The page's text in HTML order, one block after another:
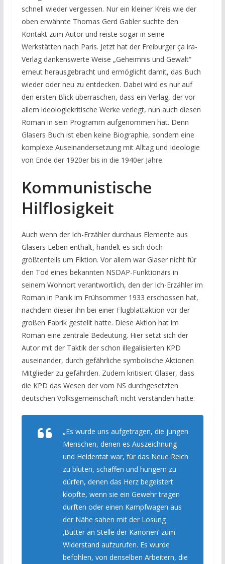
schnell wieder vergessen. Nur ein kleiner Kreis wie der
oben erwähnte Thomas Gerd Gabler suchte den
Kontakt zum Autor und reiste sogar in seine
Werkstätten nach Paris. Jetzt hat der Freiburger ça ira-
Verlag dankenswerte Weise „Geheimnis und Gewalt“
erneut herausgebracht und ermöglicht damit, das Buch
wieder oder neu zu entdecken. Dabei wird es nur auf
den ersten Blick überraschen, dass ein Verlag, der vor
allem ideologiekritische Werke verlegt, nun auch diesen
Roman in sein Programm aufgenommen hat. Denn
Glasers Buch ist eben keine Biographie, sondern eine
komplexe Auseinandersetzung mit Alltag und Ideologie
von Ende der 1920er bis in die 1940er Jahre.
Kommunistische
Hilflosigkeit
Auch wenn der Ich-Erzähler durchaus Elemente aus
Glasers Leben enthält, handelt es sich doch
größtenteils um Fiktion. Vor allem war Glaser nicht für
den Tod eines bekannten NSDAP-Funktionärs in
seinem Wohnort verantwortlich, den der Ich-Erzähler im
Roman in Panik im Frühsommer 1933 erschossen hat,
nachdem dieser ihn bei einer Flugblattaktion vor der
großen Fabrik gestellt hatte. Diese Aktion hat im
Roman eine zentrale Bedeutung. Hier setzt sich der
Autor mit der Taktik der schon illegalisierten KPD
auseinander, durch gefährliche symbolische Aktionen
Mitglieder zu gefährden. Zudem kritisiert Glaser, dass
die KPD das Wesen der vom NS durchgesetzten
deutschen Volksgemeinschaft nicht verstanden hatte:
„Es wurde uns aufgetragen, die jungen
Menschen, denen es Auszeichnung
und Heldentat war, für das Neue Reich
zu bluten, schaffen und hungern zu
dürfen, denen das Herz begeistert
klopfte, wenn sie ein Gewehr tragen
durften oder einen Kampfwagen aus
der Nähe sahen mit der Losung
‚Butter an Stelle der Kanonen’ zum
Widerstand aufzurufen. Es wurde
befohlen, von denselben Arbeitern, die